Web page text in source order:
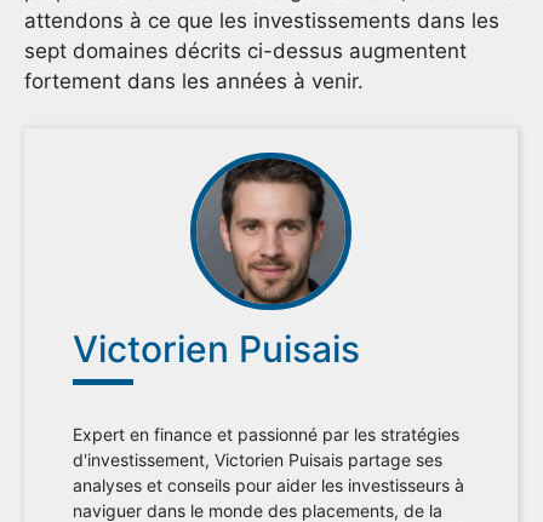
attendons à ce que les investissements dans les
sept domaines décrits ci-dessus augmentent
fortement dans les années à venir.
Victorien Puisais
Expert en finance et passionné par les stratégies
d'investissement, Victorien Puisais partage ses
analyses et conseils pour aider les investisseurs à
naviguer dans le monde des placements, de la